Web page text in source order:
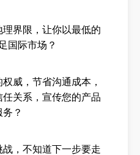
理界限，让你以最低的
国际市场？
威，节省沟通成本，
关系，宣传您的产品
？
，不知道下一步要走